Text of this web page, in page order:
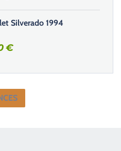
Silverado 1994
€